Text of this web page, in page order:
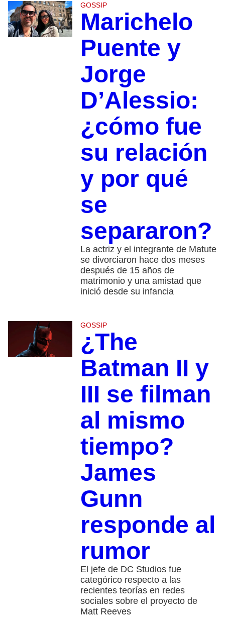
GOSSIP
Marichelo
Puente y
Jorge
D’Alessio:
¿cómo fue
su relación
y por qué
se
separaron?
La actriz y el integrante de Matute
se divorciaron hace dos meses
después de 15 años de
matrimonio y una amistad que
inició desde su infancia
GOSSIP
¿The
Batman II y
III se filman
al mismo
tiempo?
James
Gunn
responde al
rumor
El jefe de DC Studios fue
categórico respecto a las
recientes teorías en redes
sociales sobre el proyecto de
Matt Reeves